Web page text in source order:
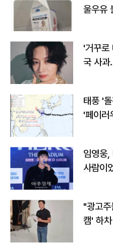
울우유
'거꾸로
국 사
태풍 '
'페이러
임영웅
사람이
"광고
캠' 하